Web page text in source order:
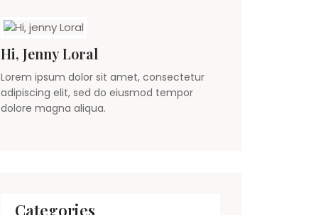
Hi, Jenny Loral
Lorem ipsum dolor sit amet, consectetur
adipiscing elit, sed do eiusmod tempor
dolore magna aliqua.
Categories